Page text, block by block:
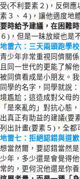
受(不利要素２)，反倒
素３、４)，讓他適度地
要時給予建議，在困難
６)，但是一昧放縱也是
地雷六：三天兩頭跑學校
青少年非常重視同儕關
且同一世代的更能了解
被同儕看成是小朋友。
同學的名字，同學就說
境尷尬；這造成對父母
「是來亂的」對抗心態
出真正有助益的建議(要
列出計畫(要素５)，全都
地雷七：拒絕認錯與道歉
想當然爾，要認錯當然
少年，多少還是會覺得
常的，更何況他還是你